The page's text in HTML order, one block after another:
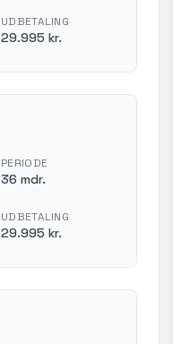
UDBETALING
29.995 kr.
PERIODE
36 mdr.
UDBETALING
29.995 kr.